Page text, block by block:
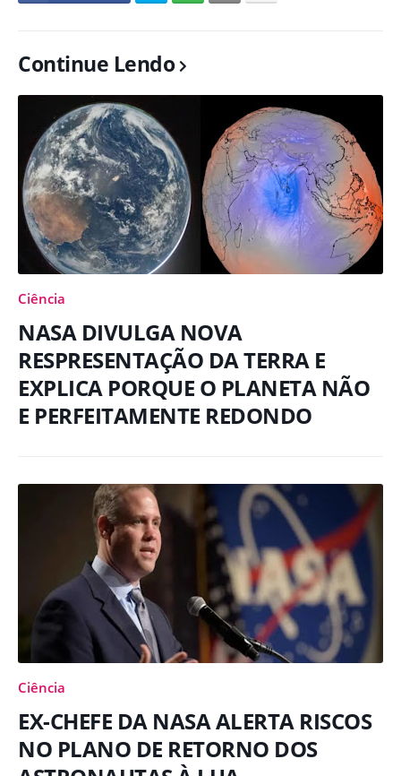
Continue Lendo
Ciência
NASA DIVULGA NOVA
RESPRESENTAÇÃO DA TERRA E
EXPLICA PORQUE O PLANETA NÃO
E PERFEITAMENTE REDONDO
Ciência
EX-CHEFE DA NASA ALERTA RISCOS
NO PLANO DE RETORNO DOS